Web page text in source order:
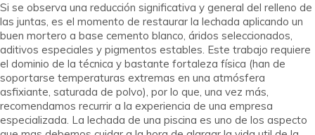
Si se observa una reducción significativa y general del relleno de
las juntas, es el momento de restaurar la lechada aplicando un
buen mortero a base cemento blanco, áridos seleccionados,
aditivos especiales y pigmentos estables. Este trabajo requiere
el dominio de la técnica y bastante fortaleza física (han de
soportarse temperaturas extremas en una atmósfera
asfixiante, saturada de polvo), por lo que, una vez más,
recomendamos recurrir a la experiencia de una empresa
especializada. La lechada de una piscina es uno de los aspecto